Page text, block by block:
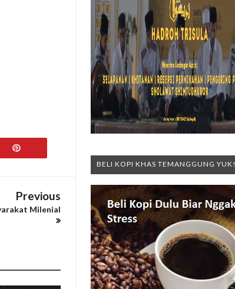
Previous
Milenial
BELI KOPI KHAS TEMANGGUNG YUK!